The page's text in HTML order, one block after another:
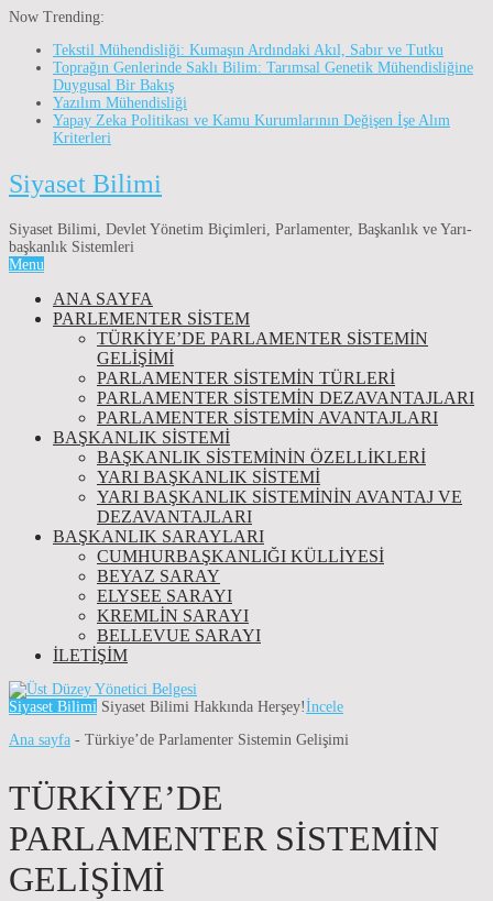
Now Trending:
Tekstil Mühendisliği: Kumaşın Ardındaki Akıl, Sabır ve Tutku
Toprağın Genlerinde Saklı Bilim: Tarımsal Genetik Mühendisliğine
Duygusal Bir Bakış
Yazılım Mühendisliği
Yapay Zeka Politikası ve Kamu Kurumlarının Değişen İşe Alım
Kriterleri
Siyaset Bilimi
Siyaset Bilimi, Devlet Yönetim Biçimleri, Parlamenter, Başkanlık ve Yarı-
başkanlık Sistemleri
Menu
ANA SAYFA
PARLEMENTER SİSTEM
TÜRKIYE’DE PARLAMENTER SISTEMIN
GELIŞIMI
PARLAMENTER SİSTEMİN TÜRLERİ
PARLAMENTER SİSTEMİN DEZAVANTAJLARI
PARLAMENTER SİSTEMİN AVANTAJLARI
BAŞKANLIK SİSTEMİ
BAŞKANLIK SISTEMININ ÖZELLIKLERI
YARI BAŞKANLIK SISTEMI
YARI BAŞKANLIK SISTEMININ AVANTAJ VE
DEZAVANTAJLARI
BAŞKANLIK SARAYLARI
CUMHURBAŞKANLIĞI KÜLLİYESİ
BEYAZ SARAY
ELYSEE SARAYI
KREMLIN SARAYI
BELLEVUE SARAYI
İLETIŞIM
Siyaset Bilimi Siyaset Bilimi Hakkında Herşey!İncele
Ana sayfa - Türkiye’de Parlamenter Sistemin Gelişimi
TÜRKIYE’DE
PARLAMENTER SISTEMIN
GELIŞIMI